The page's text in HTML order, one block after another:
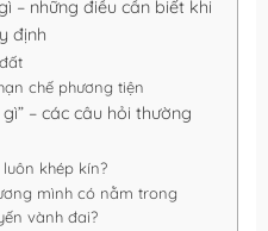
– những điều cần biết khi
định
chế phương tiện
– các câu hỏi thường
khép kín?
mình có nằm trong
vành đai?